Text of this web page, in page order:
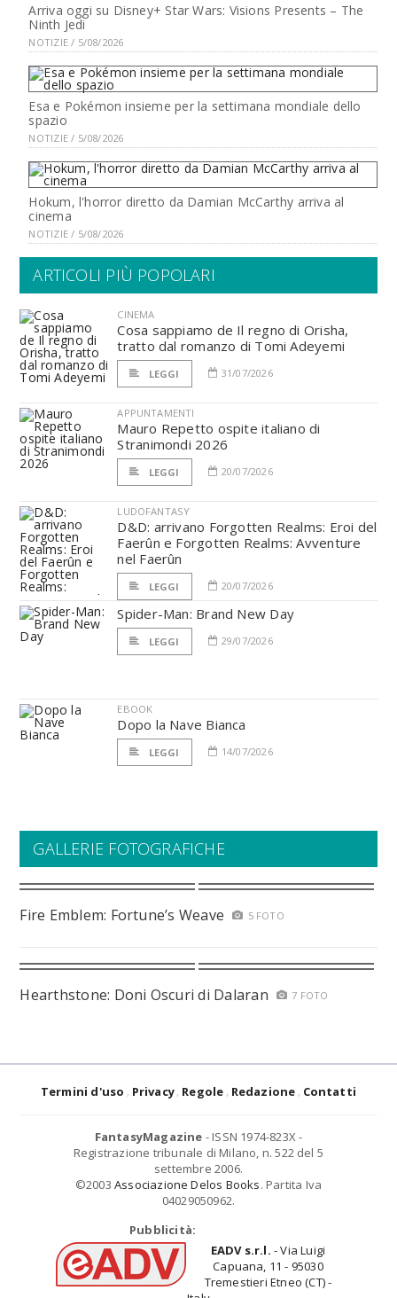
Arriva oggi su Disney+ Star Wars: Visions Presents – The
Ninth Jedi
NOTIZIE / 5/08/2026
Esa e Pokémon insieme per la settimana mondiale dello
spazio
NOTIZIE / 5/08/2026
Hokum, l'horror diretto da Damian McCarthy arriva al
cinema
NOTIZIE / 5/08/2026
ARTICOLI PIÙ POPOLARI
CINEMA
Cosa sappiamo de Il regno di Orisha,
tratto dal romanzo di Tomi Adeyemi
LEGGI 31/07/2026
APPUNTAMENTI
Mauro Repetto ospite italiano di
Stranimondi 2026
LEGGI 20/07/2026
LUDOFANTASY
D&D: arrivano Forgotten Realms: Eroi del
Faerûn e Forgotten Realms: Avventure
nel Faerûn
LEGGI 20/07/2026
Spider-Man: Brand New Day
LEGGI 29/07/2026
EBOOK
Dopo la Nave Bianca
LEGGI 14/07/2026
GALLERIE FOTOGRAFICHE
Fire Emblem: Fortune’s Weave 5 FOTO
Hearthstone: Doni Oscuri di Dalaran 7 FOTO
Termini d'uso Privacy Regole Redazione Contatti
FantasyMagazine - ISSN 1974-823X -
Registrazione tribunale di Milano, n. 522 del 5
settembre 2006.
©2003 Associazione Delos Books. Partita Iva
04029050962.
Pubblicità:
EADV s.r.l. - Via Luigi
Capuana, 11 - 95030
Tremestieri Etneo (CT) -